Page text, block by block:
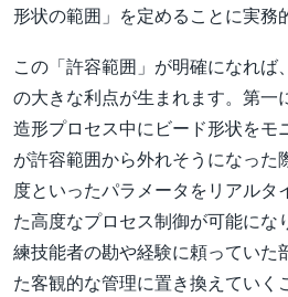
形状の範囲」を定めることに実務
この「許容範囲」が明確になれば
の大きな利点が生まれます。第一
造形プロセス中にビード形状をモ
が許容範囲から外れそうになった
度といったパラメータをリアルタ
た高度なプロセス制御が可能にな
練技能者の勘や経験に頼っていた
た客観的な管理に置き換えていく